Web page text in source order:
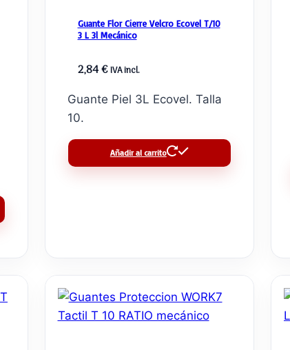
Guante Flor Cierre Velcro Ecovel T/10
3 L 3l Mecánico
2,84€ IVA incl.
Guante Piel 3L Ecovel. Talla
10.
Añadir al carrito